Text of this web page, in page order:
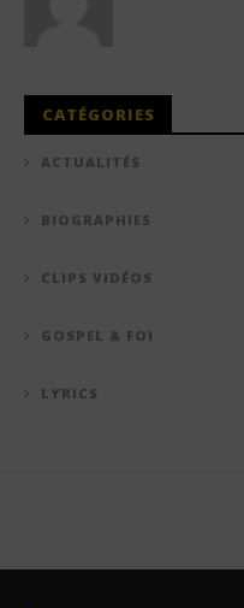
CATÉGORIES
ACTUALITÉS
BIOGRAPHIES
CLIPS VIDÉOS
GOSPEL & FOI
LYRICS